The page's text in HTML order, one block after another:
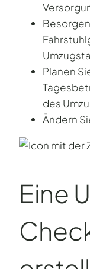
Planen
des
Ändern
Eine